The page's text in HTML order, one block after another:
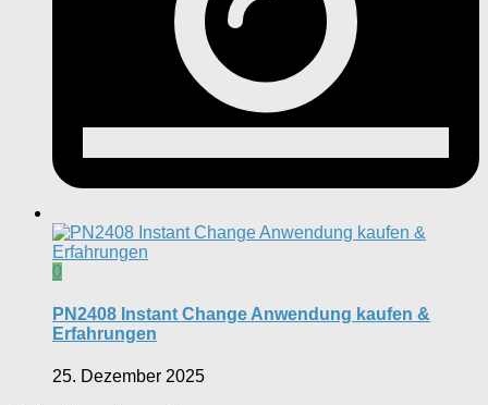
0
PN2408 Instant Change Anwendung kaufen &
Erfahrungen
25. Dezember 2025